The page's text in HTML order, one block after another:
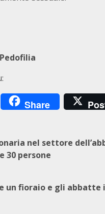
Twitter
Share
nel settore
30 persone
un fioraio e gli abbatte